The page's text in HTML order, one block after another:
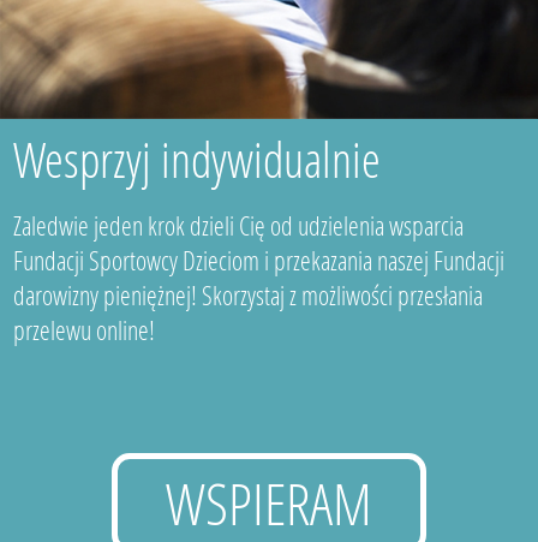
Wesprzyj indywidualnie
Zaledwie jeden krok dzieli Cię od udzielenia wsparcia
Fundacji Sportowcy Dzieciom i przekazania naszej Fundacji
darowizny pieniężnej! Skorzystaj z możliwości przesłania
przelewu online!
WSPIERAM